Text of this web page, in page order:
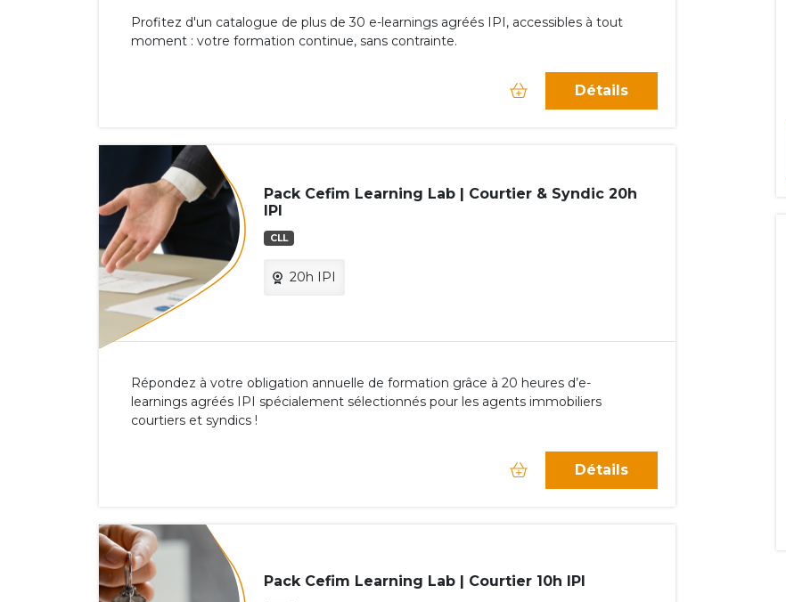
Profitez d'un catalogue de plus de 30 e-learnings agréés IPI, accessibles à tout
moment : votre formation continue, sans contrainte.
Détails
Pack Cefim Learning Lab | Courtier & Syndic 20h
IPI
CLL
20h IPI
Répondez à votre obligation annuelle de formation grâce à 20 heures d’e-
learnings agréés IPI spécialement sélectionnés pour les agents immobiliers
courtiers et syndics !
Détails
Pack Cefim Learning Lab | Courtier 10h IPI